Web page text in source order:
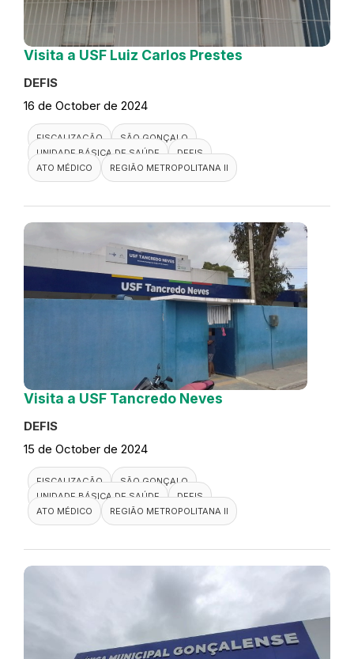
Visita a USF Luiz Carlos Prestes
DEFIS
16 de October de 2024
FISCALIZAÇÃO
SÃO GONÇALO
UNIDADE BÁSICA DE SAÚDE
DEFIS
ATO MÉDICO
REGIÃO METROPOLITANA II
Visita a USF Tancredo Neves
DEFIS
15 de October de 2024
FISCALIZAÇÃO
SÃO GONÇALO
UNIDADE BÁSICA DE SAÚDE
DEFIS
ATO MÉDICO
REGIÃO METROPOLITANA II